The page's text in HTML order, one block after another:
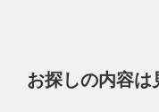
お探しの内容は